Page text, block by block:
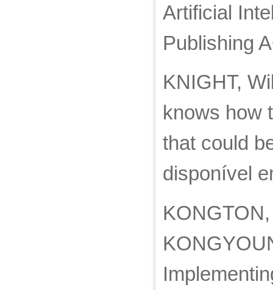
Artificial
Publishing
KNIGHT,
knows how
that could
disponível